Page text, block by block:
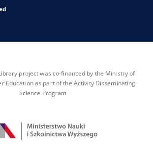
project was co-financed by the Ministry of
Education as part of the Activity Disseminating
Science Program